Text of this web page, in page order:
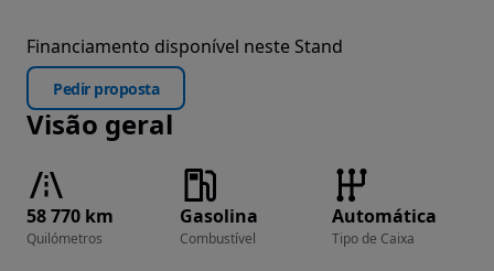
Financiamento disponível neste Stand
Pedir proposta
Visão geral
58 770 km
Quilómetros
Gasolina
Combustível
Automática
Tipo de Caixa